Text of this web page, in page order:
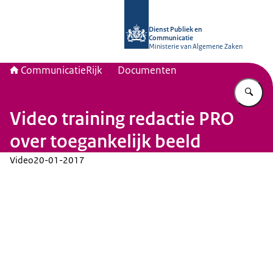
Dienst Publiek en
Communicatie
Ministerie van Algemene Zaken
CommunicatieRijk Documenten
Video training redactie PRO
over toegankelijk beeld
Video20-01-2017